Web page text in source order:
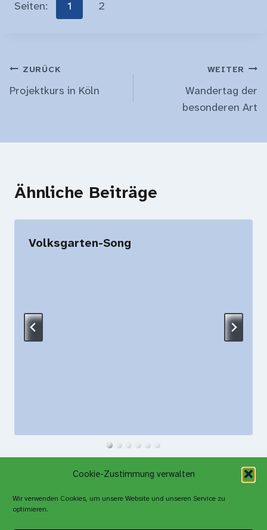
Cookie-Zustimmung verwalten
Wir verwenden Cookies, um unsere Website und unseren Service zu
optimieren.
Seiten: 1 2
Beitragsnavigation
ZURÜCK
Projektkurs in Köln
WEITER
Wandertag der
besonderen Art
Ähnliche Beiträge
Volksgarten-Song